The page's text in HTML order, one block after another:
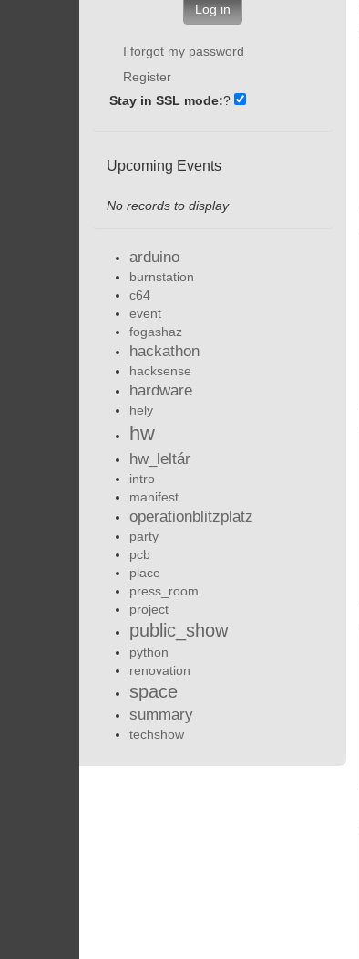
Log in
I forgot my password
Register
Stay in SSL mode:?
Upcoming Events
No records to display
arduino
burnstation
c64
event
fogashaz
hackathon
hacksense
hardware
hely
hw
hw_leltár
intro
manifest
operationblitzplatz
party
pcb
place
press_room
project
public_show
python
renovation
space
summary
techshow